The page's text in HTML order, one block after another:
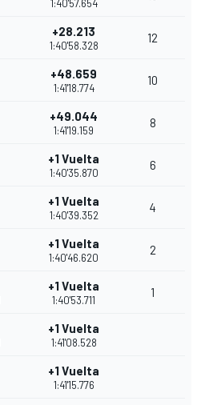
1:40'57.654
+28.213
1:40'58.328
12
+48.659
1:41'18.774
10
+49.044
1:41'19.159
8
+1 Vuelta
1:40'35.870
6
+1 Vuelta
1:40'39.352
4
+1 Vuelta
1:40'46.620
2
+1 Vuelta
1:40'53.711
1
+1 Vuelta
1:41'08.528
+1 Vuelta
1:41'15.776